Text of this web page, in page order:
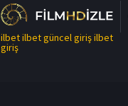
ilbetilbet güncel girişilbet
giriş